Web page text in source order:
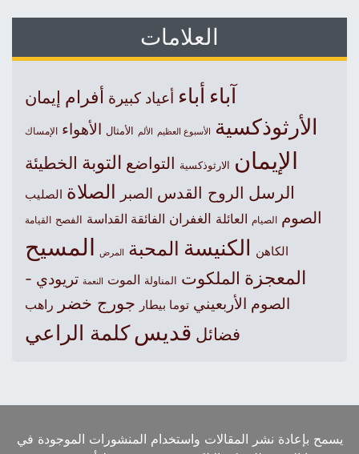
العلامات
آباءأباء أعياد كبيرة أفرام إيمان
الأرثوذكسية الأسبوع العظيم الألم الأمثال الأهواء الإمساك
الإيمان الارثوذكسية التواضع التوبة الخطيئة
الرسل الروح القدس الصبر الصلاة الصليب
الصوم الصيام العائلة الغفران الفائقة القداسة الفصح القيامة
الكاهن الكنيسةالمحبة المرض المسيح
المعجزة الملكوت المناولة الموت النعمة تريودي -
الصوم الأربعيني توما بيطار جورج خضر راهب
فضائل قديس كلمة الراعي
يسمح بإعادة نشر المقالات واستخدام المنشورات الموجودة في